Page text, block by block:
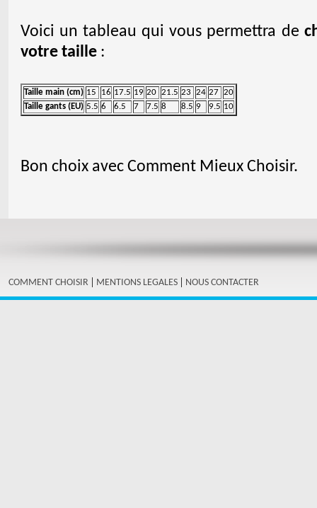
Voici un tableau qui vous permettra de
votre taille:
Taille main (cm) 15 16 17.5 19 20 21.5 23 24 27 20
Taille gants (EU) 5.5 6 6.5 7 7.5 8 8.5 9 9.5 10
Bon choix avec Comment Mieux Choisir.
COMMENT CHOISIR | MENTIONS LEGALES | NOUS CONTACTER